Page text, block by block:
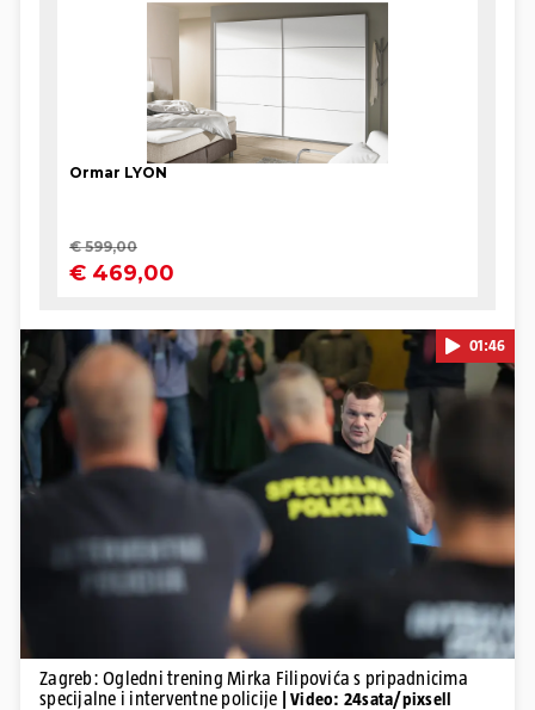
Pokretanje videa...
01:46
Zagreb: Ogledni trening Mirka Filipovića s pripadnicima
specijalne i interventne policije
| Video: 24sata/pixsell